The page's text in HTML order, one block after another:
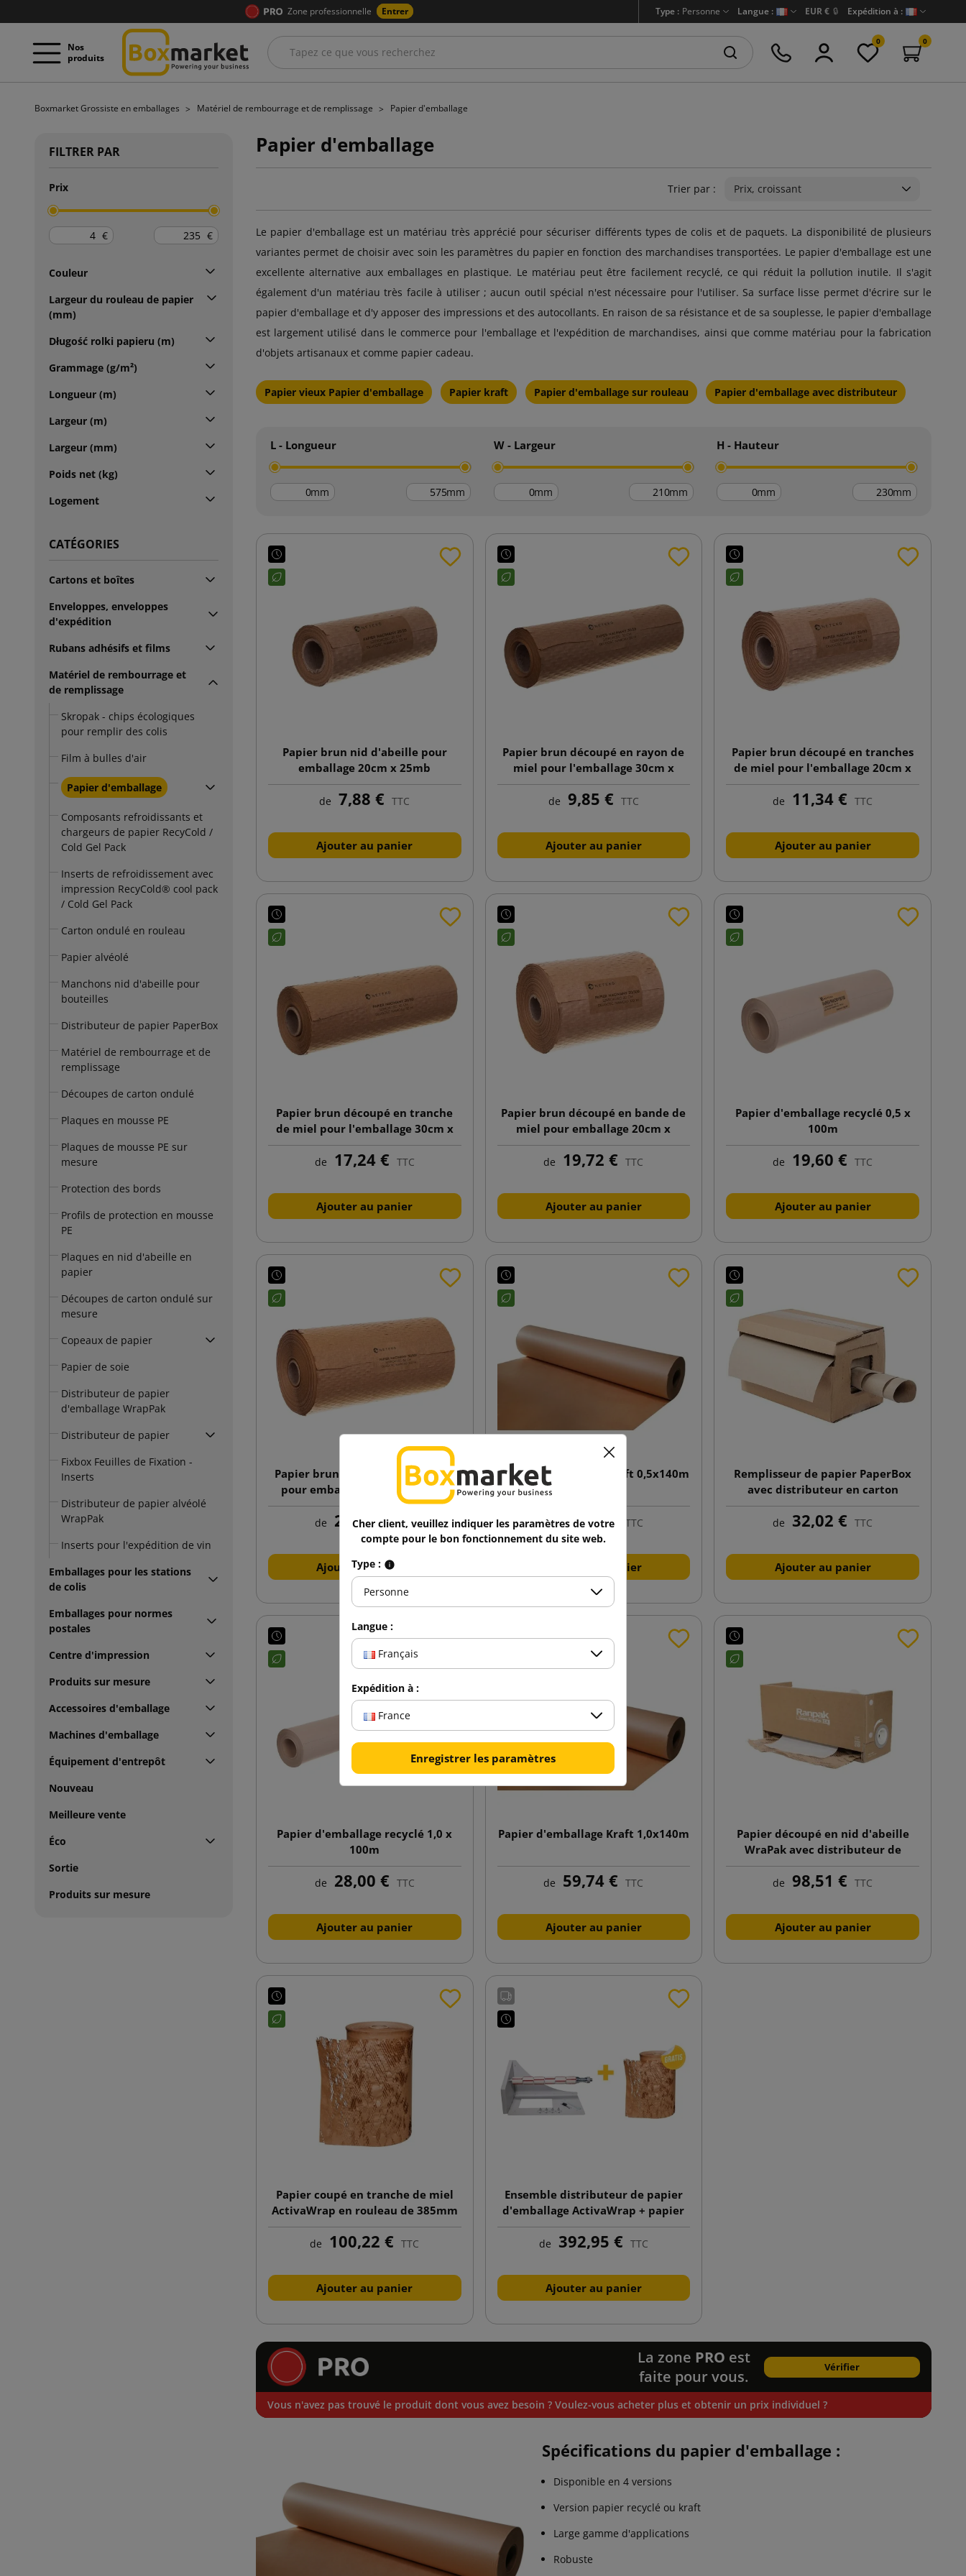
Zone professionnelle Entrer Type : Personne Langue : EUR € 🔒 Expédition à :
Nos
produits
0 0
Boxmarket Grossiste en emballages Matériel de rembourrage et de remplissage Papier d'emballage
FILTRER PAR
Prix
€ €
Couleur
Largeur du rouleau de papier
(mm)
Długość rolki papieru (m)
Grammage (g/m²)
Longueur (m)
Largeur (m)
Largeur (mm)
Poids net (kg)
Logement
CATÉGORIES
Cartons et boîtes
Enveloppes, enveloppes
d'expédition
Rubans adhésifs et films
Matériel de rembourrage et
de remplissage
Skropak - chips écologiques
pour remplir des colis
Film à bulles d'air
Papier d'emballage
Composants refroidissants et
chargeurs de papier RecyCold /
Cold Gel Pack
Inserts de refroidissement avec
impression RecyCold® cool pack
/ Cold Gel Pack
Carton ondulé en rouleau
Papier alvéolé
Manchons nid d'abeille pour
bouteilles
Distributeur de papier PaperBox
Matériel de rembourrage et de
remplissage
Découpes de carton ondulé
Plaques en mousse PE
Plaques de mousse PE sur
mesure
Protection des bords
Profils de protection en mousse
PE
Plaques en nid d'abeille en
papier
Découpes de carton ondulé sur
mesure
Copeaux de papier
Papier de soie
Distributeur de papier
d'emballage WrapPak
Distributeur de papier
Fixbox Feuilles de Fixation -
Inserts
Distributeur de papier alvéolé
WrapPak
Inserts pour l'expédition de vin
Emballages pour les stations
de colis
Emballages pour normes
postales
Centre d'impression
Produits sur mesure
Accessoires d'emballage
Machines d'emballage
Équipement d'entrepôt
Nouveau
Meilleure vente
Éco
Sortie
Produits sur mesure
Papier d'emballage
Trier par : Prix, croissant
Le papier d'emballage est un matériau très apprécié pour sécuriser différents types de colis et de paquets. La disponibilité de plusieurs
variantes permet de choisir avec soin les paramètres du papier en fonction des marchandises transportées. Le papier d'emballage est une
excellente alternative aux emballages en plastique. Le matériau peut être facilement recyclé, ce qui réduit la pollution inutile. Il s'agit
également d'un matériau très facile à utiliser ; aucun outil spécial n'est nécessaire pour l'utiliser. Sa surface lisse permet d'écrire sur le
papier d'emballage et d'y apposer des impressions et des autocollants. En raison de sa résistance et de sa souplesse, le papier d'emballage
est largement utilisé dans le commerce pour l'emballage et l'expédition de marchandises, ainsi que comme matériau pour la fabrication
d'objets artisanaux et comme papier cadeau.
Papier vieux Papier d'emballage Papier kraft Papier d'emballage sur rouleau Papier d'emballage avec distributeur
L - Longueur
mm mm
W - Largeur
mm mm
H - Hauteur
mm mm
Papier brun nid d'abeille pour
emballage 20cm x 25mb
de 7,88 € TTC
Ajouter au panier
Papier brun découpé en rayon de
miel pour l'emballage 30cm x
25mb
de 9,85 € TTC
Ajouter au panier
Papier brun découpé en tranches
de miel pour l'emballage 20cm x
50mb
de 11,34 € TTC
Ajouter au panier
Papier brun découpé en tranche
de miel pour l'emballage 30cm x
50mb
de 17,24 € TTC
Ajouter au panier
Papier brun découpé en bande de
miel pour emballage 20cm x
100mb
de 19,72 € TTC
Ajouter au panier
Papier d'emballage recyclé 0,5 x
100m
de 19,60 € TTC
Ajouter au panier
Papier brun strié en nid d'abeille
pour emballage 30cm x 100mb
de 27,60 € TTC
Ajouter au panier
Papier d'emballage Kraft 0,5x140m
de 27,78 € TTC
Ajouter au panier
Remplisseur de papier PaperBox
avec distributeur en carton
de 32,02 € TTC
Ajouter au panier
Papier d'emballage recyclé 1,0 x
100m
de 28,00 € TTC
Ajouter au panier
Papier d'emballage Kraft 1,0x140m
de 59,74 € TTC
Ajouter au panier
Papier découpé en nid d'abeille
WraPak avec distributeur de
papier
de 98,51 € TTC
Ajouter au panier
Papier coupé en tranche de miel
ActivaWrap en rouleau de 385mm
x 250m
de 100,22 € TTC
Ajouter au panier
Ensemble distributeur de papier
d'emballage ActivaWrap + papier
découpé en alvéoles ActivaWrap
rouleau 395mmx250m
de 392,95 € TTC
Ajouter au panier
La zone PRO est
faite pour vous.
Vérifier
Vous n'avez pas trouvé le produit dont vous avez besoin ? Voulez-vous acheter plus et obtenir un prix individuel ?
Spécifications du papier d'emballage :
Disponible en 4 versions
Version papier recyclé ou kraft
Large gamme d'applications
Robuste
Cher client, veuillez indiquer les paramètres de votre
compte pour le bon fonctionnement du site web.
Type :
Personne
Langue :
Français
Expédition à :
France
Enregistrer les paramètres